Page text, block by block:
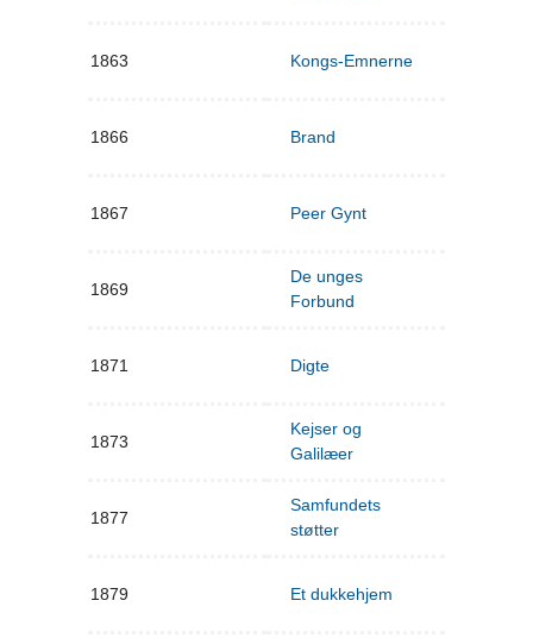
1863 Kongs-Emnerne
1866 Brand
1867 Peer Gynt
1869
De unges
Forbund
1871 Digte
1873
Kejser og
Galilæer
1877
Samfundets
støtter
1879 Et dukkehjem